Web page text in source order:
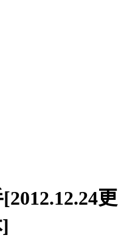
更